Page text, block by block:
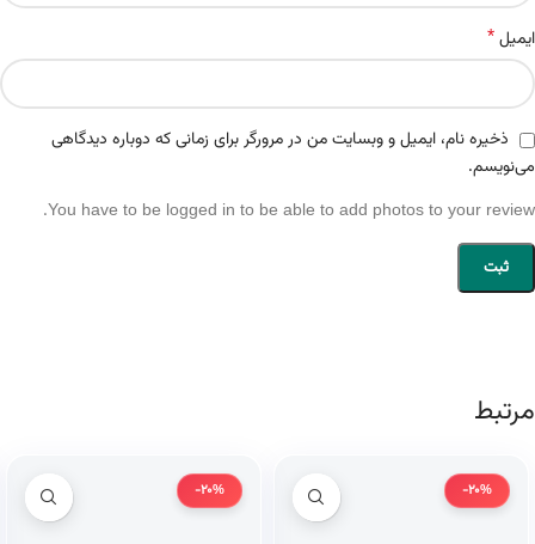
ایمیل*
ذخیره نام، ایمیل و وبسایت من در مرورگر برای زمانی که دوباره دیدگاهی
می‌نویسم.
You have to be logged in to be able to add photos to your review.
مرتبط
-20%
-20%